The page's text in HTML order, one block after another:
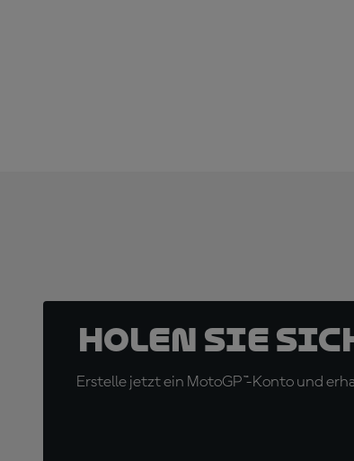
Holen Sie
Erstelle jetzt ein MotoGP™-Konto und